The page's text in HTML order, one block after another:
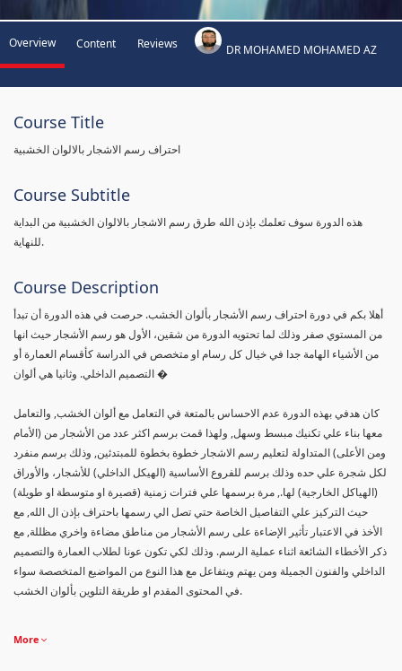
Overview Content Reviews DR MOHAMED MOHAMED AZ
Course Title
احتراف رسم الاشجار بالالوان الخشبية
Course Subtitle
هذه الدورة سوف تعلمك بإذن الله طرق رسم الاشجار بالالوان الخشبية من البداية
للنهاية.
Course Description
أهلا بكم في دورة احتراف رسم الأشجار بألوان الخشب. حرصت في هذه الدورة أن تبدأ
من المستوي صفر وذلك لما تحتويه الدورة من شقين، الأول هو رسم الأشجار حيث انها
من الأشياء الهامة جدا في خيال كل رسام او متخصص في الدراسة كأقسام العمارة أو
التصميم الداخلي. وثانيا هي ألوان �
كان هدفي بهذه الدورة عدم الاحساس بالمتعة في التعامل مع ألوان الخشب, والتعامل
معها بناء علي تكنيك مبسط وسهل, ولهذا قمت برسم اكثر عدد من الأشجار من (الأمام
ومن الأعلى) المتداولة لتعليم رسم الاشجار خطوة بخطوة للمبتدئين, وذلك برسم منفرد
لكل شجرة علي حده وذلك برسم للفروع الأساسية (الهيكل الداخلي) للأشجار، والأوراق
(الهياكل الخارجية) لها., مرة برسمها علي فترات زمنية (قصيرة او متوسطة او طويلة)
حيث التركيز علي التفاصيل الخاصة حتي تصل الي رسمها باحتراف بإذن ال الله, مع
الأخذ في الاعتبار تأثير الإضاءة على رسم الأشجار من مناطق مضاءة واخري مظللة, مع
ذكر الأخطاء الشائعة اثناء عملية الرسم. وذلك لكي تكون عونا لطلاب العمارة والتصميم
الداخلي والفنون الجميلة ومن يهتم ويتفاعل مع هذا النوع من المواضيع المتخصصة سواء
في المحتوى المقدم او طريقة التلوين بألوان الخشب.
More